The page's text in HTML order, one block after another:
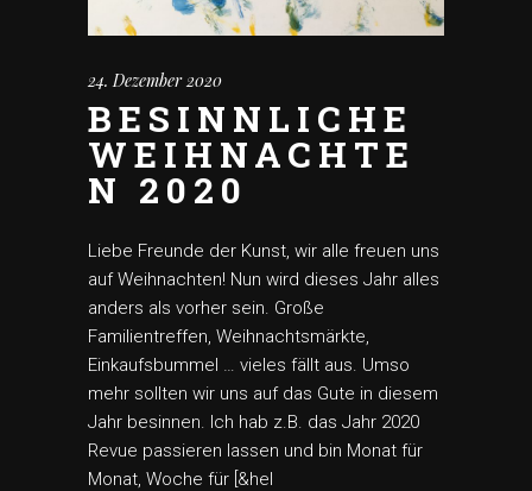
24. Dezember 2020
BESINNLICHE
WEIHNACHTE
N 2020
Liebe Freunde der Kunst, wir alle freuen uns
auf Weihnachten! Nun wird dieses Jahr alles
anders als vorher sein. Große
Familientreffen, Weihnachtsmärkte,
Einkaufsbummel … vieles fällt aus. Umso
mehr sollten wir uns auf das Gute in diesem
Jahr besinnen. Ich hab z.B. das Jahr 2020
Revue passieren lassen und bin Monat für
Monat, Woche für [&hel